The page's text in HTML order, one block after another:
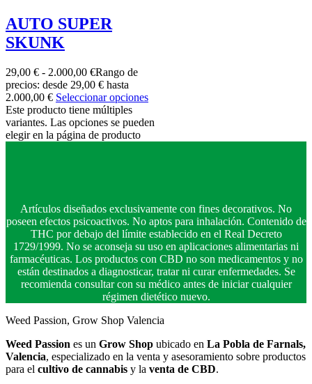
AUTO SUPER
SKUNK
29,00 € - 2.000,00 €Rango de
precios: desde 29,00 € hasta
2.000,00 € Seleccionar opciones
Este producto tiene múltiples
variantes. Las opciones se pueden
elegir en la página de producto
Artículos diseñados exclusivamente con fines decorativos. No
poseen efectos psicoactivos. No aptos para inhalación. Contenido de
THC por debajo del límite establecido en el Real Decreto
1729/1999. No se aconseja su uso en aplicaciones alimentarias ni
farmacéuticas. Los productos con CBD no son medicamentos y no
están destinados a diagnosticar, tratar ni curar enfermedades. Se
recomienda consultar con su médico antes de iniciar cualquier
régimen dietético nuevo.
Weed Passion, Grow Shop Valencia
Weed Passion es un Grow Shop ubicado en La Pobla de Farnals,
Valencia, especializado en la venta y asesoramiento sobre productos
para el cultivo de cannabis y la venta de CBD.